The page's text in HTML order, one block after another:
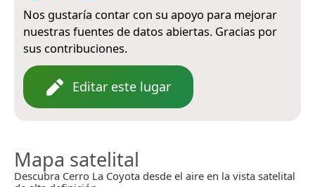
Nos gustaría contar con su apoyo para mejorar
nuestras fuentes de datos abiertas. Gracias por
sus contribuciones.
Editar este lugar
Mapa satelital
Descubra Cerro La Coyota desde el aire en la vista satelital